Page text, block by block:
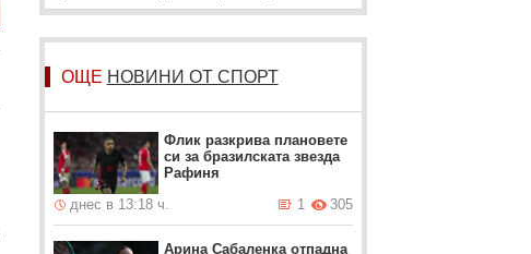
ОЩЕ НОВИНИ ОТ СПОРТ
Флик разкрива плановете
си за бразилската звезда
Рафиня
днес в 13:18 ч.
305
1
Арина Сабаленка отпадна